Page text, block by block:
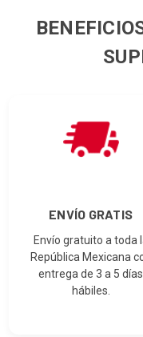
ENVÍO GRATIS
Envío gratuito a toda
República Mexicana
entrega de 3 a 5 días
hábiles.